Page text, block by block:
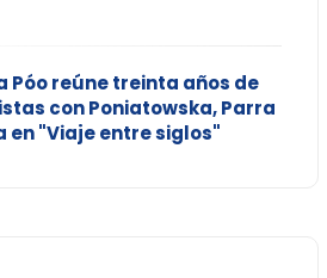
Póo reúne treinta años de
con Poniatowska, Parra
en "Viaje entre siglos"